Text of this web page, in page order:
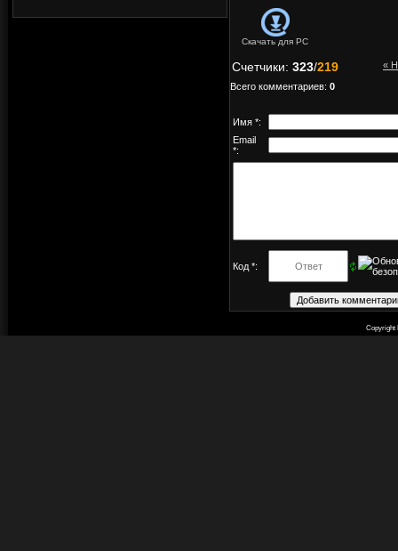
Скачать для PC
«
Счетчики: 323/219
Всего комментариев: 0
Имя *:
Email
*:
Код *:
Copyright